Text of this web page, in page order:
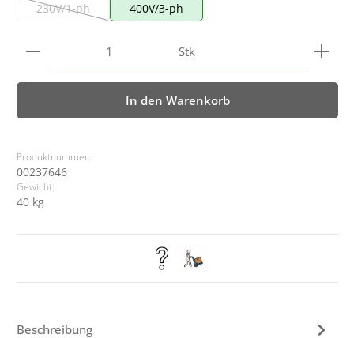
230V/1-ph
(Diese Option ist zurzeit nicht verfügbar.)
400V/3-ph
Produkt Anzahl: Gib den gewünschten Wert ein
Stk
In den Warenkorb
Produktnummer:
00237646
Gewicht:
40 kg
Beschreibung